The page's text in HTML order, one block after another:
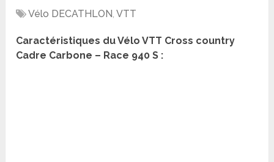
Vélo DECATHLON,VTT
Caractéristiques du Vélo VTT Cross country
Cadre Carbone – Race 940 S :